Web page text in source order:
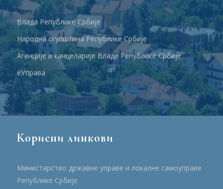
Влада Републике Србије
Народна скупштина Републике Србије
Агенције и канцеларије Владе Републике Србије
еУправа
Корисни линкови
Министарство државне управе и локалне самоуправе
Републике Србије